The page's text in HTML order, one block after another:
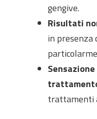
gengive.
Risultati
in presenza
trattamenti